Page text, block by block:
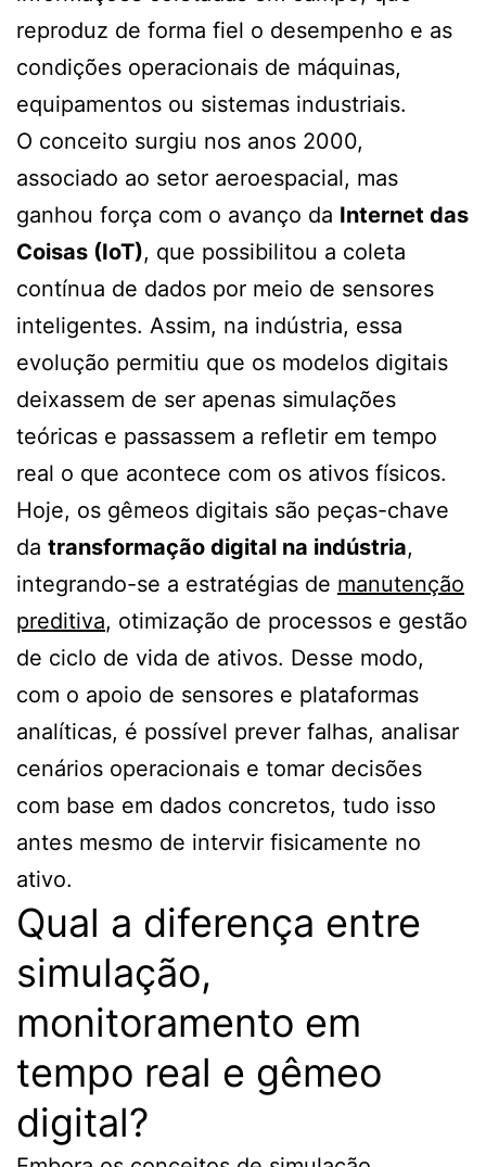
reproduz de forma fiel o desempenho e as
condições operacionais de máquinas,
equipamentos ou sistemas industriais.
O conceito surgiu nos anos 2000,
associado ao setor aeroespacial, mas
ganhou força com o avanço da Internet das
Coisas (IoT), que possibilitou a coleta
contínua de dados por meio de sensores
inteligentes. Assim, na indústria, essa
evolução permitiu que os modelos digitais
deixassem de ser apenas simulações
teóricas e passassem a refletir em tempo
real o que acontece com os ativos físicos.
Hoje, os gêmeos digitais são peças-chave
da transformação digital na indústria,
integrando-se a estratégias de manutenção
preditiva, otimização de processos e gestão
de ciclo de vida de ativos. Desse modo,
com o apoio de sensores e plataformas
analíticas, é possível prever falhas, analisar
cenários operacionais e tomar decisões
com base em dados concretos, tudo isso
antes mesmo de intervir fisicamente no
ativo.
Qual a diferença entre
simulação,
monitoramento em
tempo real e gêmeo
digital?